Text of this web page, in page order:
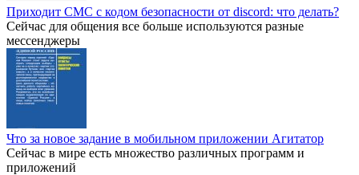
Приходит СМС с кодом безопасности от discord: что делать?
Сейчас для общения все больше используются разные
мессенджеры
Что за новое задание в мобильном приложении Агитатор
Сейчас в мире есть множество различных программ и
приложений